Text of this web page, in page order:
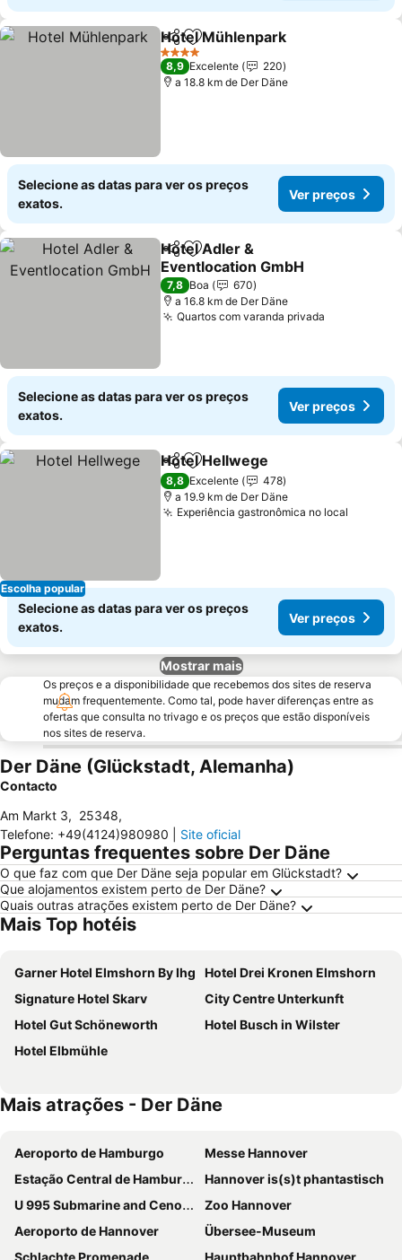
PartilharAdicionar aos favoritos
Hotel Mühlenpark
4 Estrelas
8,9 Excelente
220
a 18.8 km de Der Däne
Selecione as datas para ver os preços
exatos.
Ver preços
PartilharAdicionar aos favoritos
Hotel Adler &
Eventlocation GmbH
7,8 Boa
670
a 16.8 km de Der Däne
Quartos com varanda privada
Selecione as datas para ver os preços
exatos.
Ver preços
Escolha popular
PartilharAdicionar aos favoritos
Hotel Hellwege
8,8 Excelente
478
a 19.9 km de Der Däne
Experiência gastronômica no local
Selecione as datas para ver os preços
exatos.
Ver preços
Mostrar mais
Os preços e a disponibilidade que recebemos dos sites de reserva
mudam frequentemente. Como tal, pode haver diferenças entre as
ofertas que consulta no trivago e os preços que estão disponíveis
nos sites de reserva.
Der Däne (Glückstadt, Alemanha)
Contacto
Am Markt 3, 25348,
Telefone: +49(4124)980980 Site oficial
Perguntas frequentes sobre Der Däne
O que faz com que Der Däne seja popular em Glückstadt?
Que alojamentos existem perto de Der Däne?
Quais outras atrações existem perto de Der Däne?
Mais Top hotéis
Garner Hotel Elmshorn By Ihg
Hotel Drei Kronen Elmshorn
Signature Hotel Skarv
City Centre Unterkunft
Hotel Gut Schöneworth
Hotel Busch in Wilster
Hotel Elbmühle
Mais atrações - Der Däne
Aeroporto de Hamburgo
Messe Hannover
Estação Central de Hamburgo
Hannover is(s)t phantastisch
U 995 Submarine and Cenotaph
Zoo Hannover
Aeroporto de Hannover
Übersee-Museum
Schlachte Promenade
Hauptbahnhof Hannover